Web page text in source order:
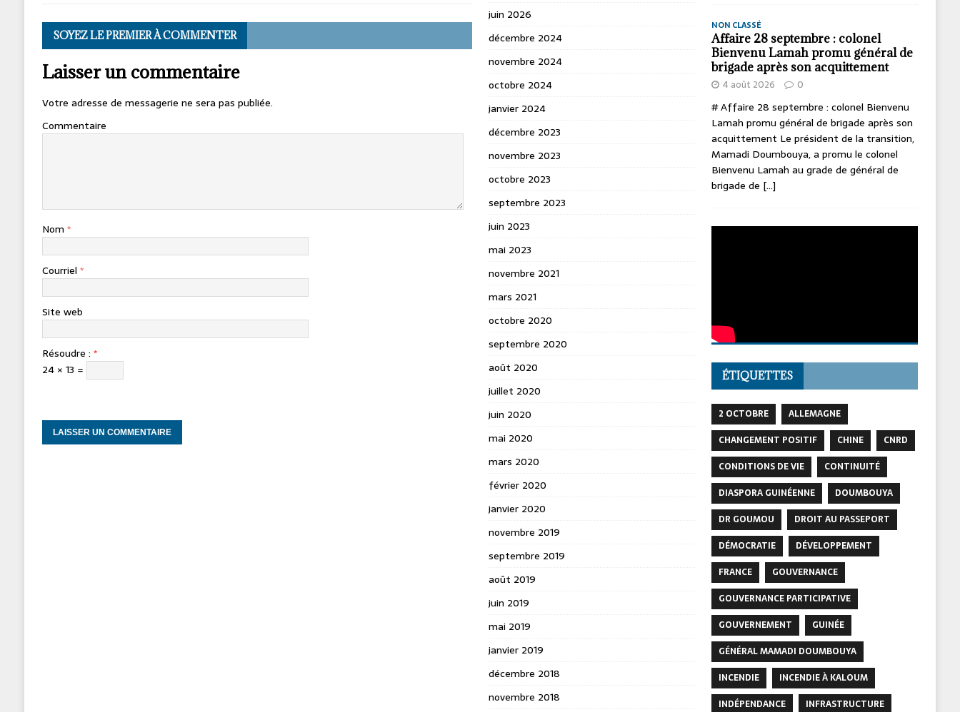
SOYEZ LE PREMIER À COMMENTER
Laisser un commentaire
Votre adresse de messagerie ne sera pas publiée.
Commentaire
Nom *
Courriel *
Site web
Résoudre : *
24 × 13 =
juin 2026
décembre 2024
novembre 2024
octobre 2024
janvier 2024
décembre 2023
novembre 2023
octobre 2023
septembre 2023
juin 2023
mai 2023
novembre 2021
mars 2021
octobre 2020
septembre 2020
août 2020
juillet 2020
juin 2020
mai 2020
mars 2020
février 2020
janvier 2020
novembre 2019
septembre 2019
août 2019
juin 2019
mai 2019
janvier 2019
décembre 2018
novembre 2018
NON CLASSÉ
Affaire 28 septembre : colonel
Bienvenu Lamah promu général de
brigade après son acquittement
4 août 2026 0
# Affaire 28 septembre : colonel Bienvenu
Lamah promu général de brigade après son
acquittement Le président de la transition,
Mamadi Doumbouya, a promu le colonel
Bienvenu Lamah au grade de général de
brigade de [...]
ÉTIQUETTES
2 OCTOBRE
ALLEMAGNE
CHANGEMENT POSITIF
CHINE
CNRD
CONDITIONS DE VIE
CONTINUITÉ
DIASPORA GUINÉENNE
DOUMBOUYA
DR GOUMOU
DROIT AU PASSEPORT
DÉMOCRATIE
DÉVELOPPEMENT
FRANCE
GOUVERNANCE
GOUVERNANCE PARTICIPATIVE
GOUVERNEMENT
GUINÉE
GÉNÉRAL MAMADI DOUMBOUYA
INCENDIE
INCENDIE À KALOUM
INDÉPENDANCE
INFRASTRUCTURE